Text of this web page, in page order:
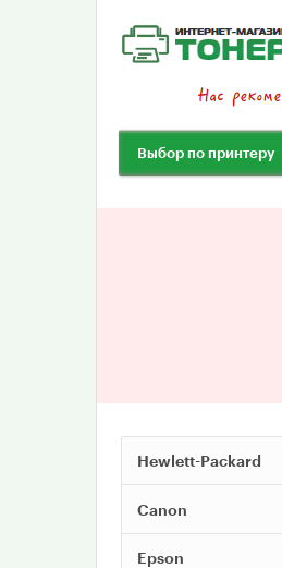
Выбор по принтеру
Hewlett-Packard
Canon
Epson